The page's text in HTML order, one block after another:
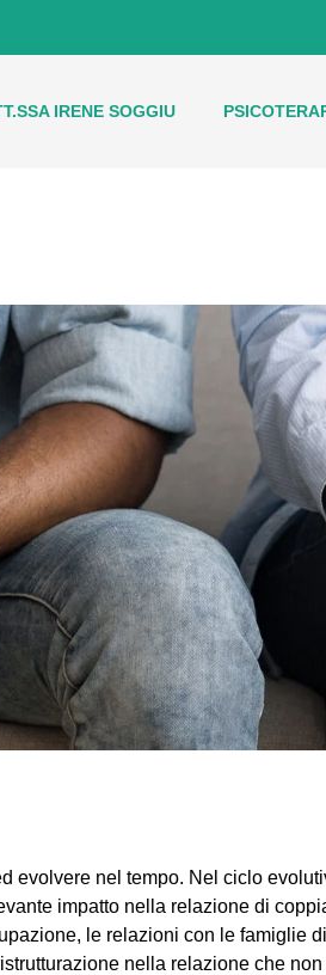
IRENE SOGGIU
evolvere nel tempo. Nel ciclo
impatto nella relazione di
le relazioni con le famiglie
nella relazione che